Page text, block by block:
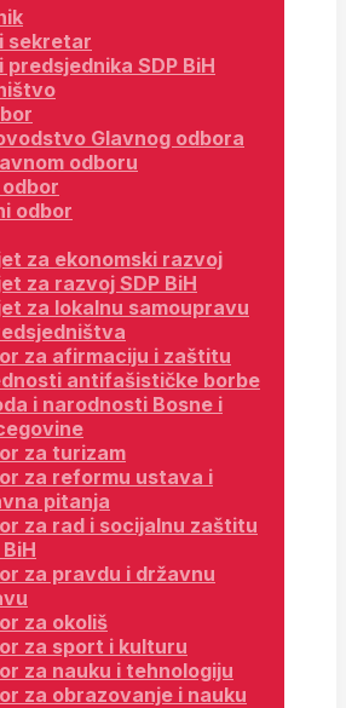
sekretar
predsjednika SDP BiH
Glavnog odbora
odboru
odbor
za ekonomski razvoj
za razvoj SDP BiH
za lokalnu samoupravu
za afirmaciju i zaštitu
antifašističke borbe
i narodnosti Bosne i
za turizam
za reformu ustava i
pitanja
za rad i socijalnu zaštitu
za pravdu i državnu
za okoliš
za sport i kulturu
za nauku i tehnologiju
za obrazovanje i nauku